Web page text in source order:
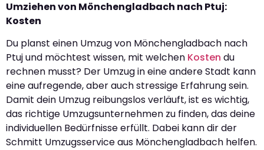
Umziehen von Mönchengladbach nach Ptuj:
Kosten
Du planst einen Umzug von Mönchengladbach nach
Ptuj und möchtest wissen, mit welchen Kosten du
rechnen musst? Der Umzug in eine andere Stadt kann
eine aufregende, aber auch stressige Erfahrung sein.
Damit dein Umzug reibungslos verläuft, ist es wichtig,
das richtige Umzugsunternehmen zu finden, das deine
individuellen Bedürfnisse erfüllt. Dabei kann dir der
Schmitt Umzugsservice aus Mönchengladbach helfen.